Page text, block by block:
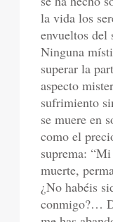
la vida los
envueltos
Ninguna
superar la
aspecto
sufrimiento
se muere en
como el
suprema:
muerte,
¿No habéis
conmigo?…